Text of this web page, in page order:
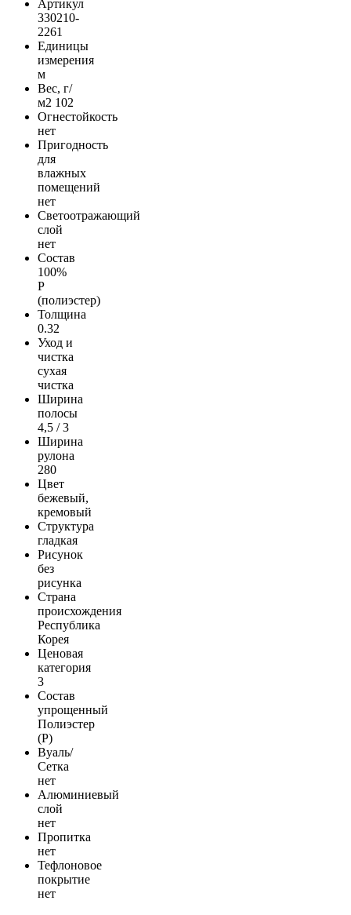
Артикул
330210-
2261
Единицы
измерения
м
Вес, г/
м2 102
Огнестойкость
нет
Пригодность
для
влажных
помещений
нет
Светоотражающий
слой
нет
Состав
100%
Р
(полиэстер)
Толщина
0.32
Уход и
чистка
сухая
чистка
Ширина
полосы
4,5 / 3
Ширина
рулона
280
Цвет
бежевый,
кремовый
Структура
гладкая
Рисунок
без
рисунка
Страна
происхождения
Республика
Корея
Ценовая
категория
3
Состав
упрощенный
Полиэстер
(Р)
Вуаль/
Сетка
нет
Алюминиевый
слой
нет
Пропитка
нет
Тефлоновое
покрытие
нет